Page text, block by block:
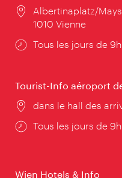
Lieu:
Albertinaplatz/
1010 Vienne
Horaires
Tous les jours de 9h
Tourist-Info aéroport
Lieu:
dans le hall des
Horaires
Tous les jours de 9h
Wien Hotels & Info